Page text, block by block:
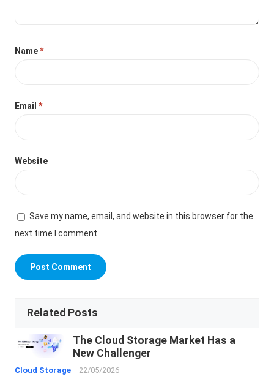
Name*
Email*
Website
Save my name, email, and website in this browser for the
next time I comment.
Related Posts
The Cloud Storage Market Has a
New Challenger
Cloud Storage 22/05/2026